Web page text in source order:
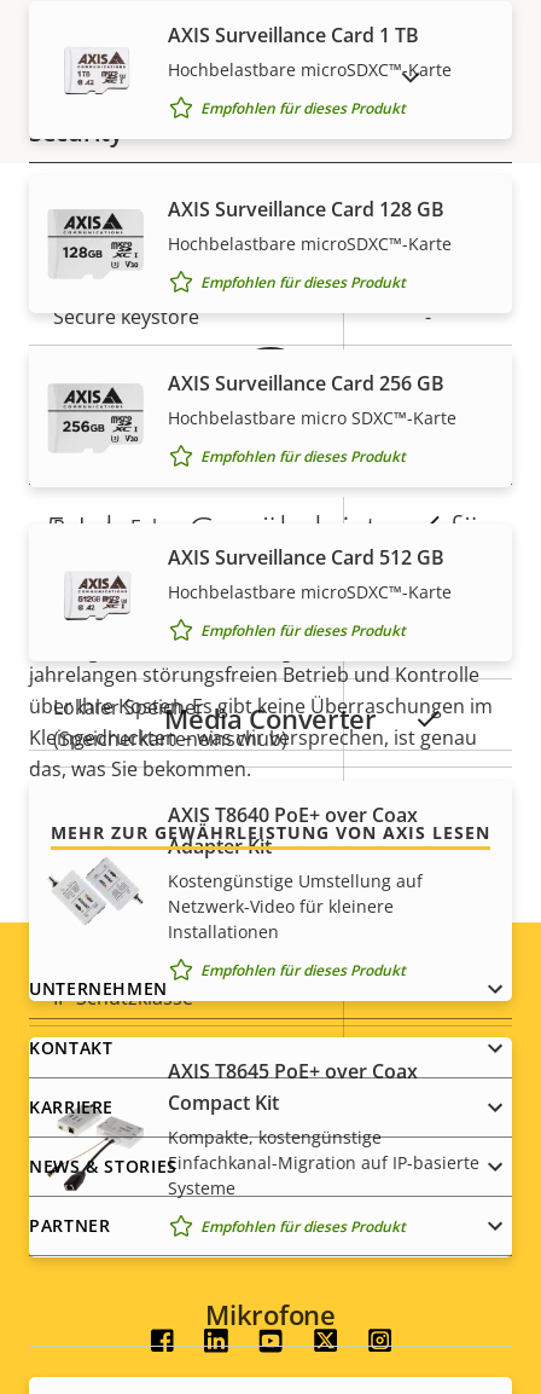
Eigentumsbeschreibung
PoE-Klasse
Security
Eigentumsbeschreibung Eigentumswert
Signiertes OS –
Secure Boot
Secure keystore -
Axis Edge Vault –
Allgemein
Eigentumsbeschreibung Eigentumswert
Remote-Fokus Ja
Remote-Zoom Ja
Lokaler Speicher
(Speicherkarteneinschub)
Ja
Für den Außenbereich
geeignet
–
Vandalismus-Schutzklasse
IP-Schutzklasse -
Nachlackierungsgeeignet
Nachhaltigkeit
AXIS Surveillance Card 1 TB
Hochbelastbare microSDXC™-Karte
Empfohlen für dieses Produkt
AXIS Surveillance Card 128 GB
Hochbelastbare microSDXC™-Karte
Empfohlen für dieses Produkt
AXIS Surveillance Card 256 GB
Hochbelastbare micro SDXC™-Karte
Empfohlen für dieses Produkt
AXIS Surveillance Card 512 GB
Hochbelastbare microSDXC™-Karte
Empfohlen für dieses Produkt
Media Converter
AXIS T8640 PoE+ over Coax
Adapter Kit
Kostengünstige Umstellung auf
Netzwerk-Video für kleinere
Installationen
Empfohlen für dieses Produkt
AXIS T8645 PoE+ over Coax
Compact Kit
Kompakte, kostengünstige
Einfachkanal-Migration auf IP-basierte
Systeme
Empfohlen für dieses Produkt
Mikrofone
AUSLAUFPRODUKTE ANZEIGEN
Gewährleistung
5-Jahres-Gewährleistung für
ein sicheres Gefühl
Unsere neue 5-jährige Gewährleistung bietet
jahrelangen störungsfreien Betrieb und Kontrolle
über Ihre Kosten. Es gibt keine Überraschungen im
Kleingedruckten – was wir versprechen, ist genau
das, was Sie bekommen.
MEHR ZUR GEWÄHRLEISTUNG VON AXIS LESEN
Footer
menu
UNTERNEHMEN
KONTAKT
KARRIERE
NEWS & STORIES
PARTNER
Social